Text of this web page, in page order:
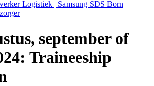
Logistiek | Samsung SDS Born
september of
Traineeship